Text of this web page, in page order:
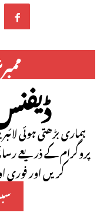
ہماری بڑھتی ہوئی
پروگرام کے ذریعے
کریں اور فوری